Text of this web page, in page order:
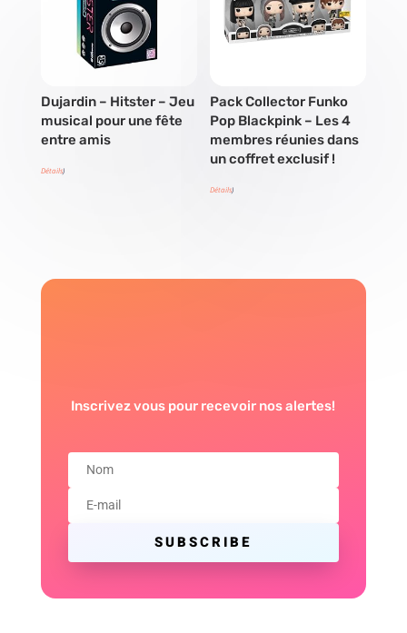
Dujardin – Hitster – Jeu
musical pour une fête
entre amis
Détails)
Pack Collector Funko
Pop Blackpink – Les 4
membres réunies dans
un coffret exclusif !
Détails)
Inscrivez vous pour recevoir nos alertes!
SUBSCRIBE